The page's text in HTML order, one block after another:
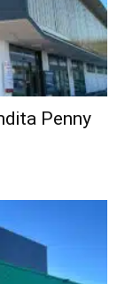
Penny